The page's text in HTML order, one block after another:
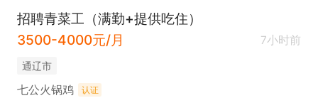
招聘青菜工（满勤+提供吃住）
3500-4000元/月
7小时前
通辽市
七公火锅鸡 认证